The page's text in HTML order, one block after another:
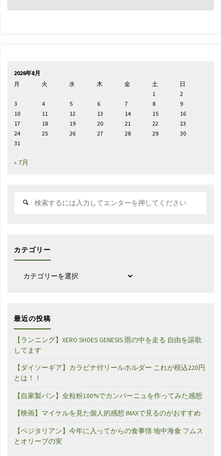
2026年8月
月
火 水 木 金 土
日
1
2
3
4 5 6 7 8
9
10
11 12 13 14 15
16
17
18 19 20 21 22
23
24
25 26 27 28 29
30
31
« 7月
カテゴリー
最近の投稿
【ランニング】XERO SHOES GENESIS 雨の中を走る 自由を謳歌
してます
【ダイソーギア】カラビナ付リールホルダー これが税込220円
とは！！
【自家製パン】全粒粉100%でカンパーニュを作ってみた感想
【映画】マイケルを見た個人的感想 IMAXで見るのがおすすめ
【ベジタリアン】今年に入ってからの食事情 地中海食 フムス
とオリーブの実